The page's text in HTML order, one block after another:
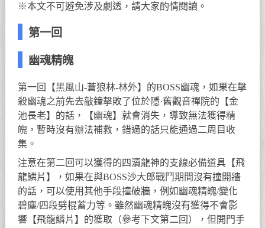
※本文不可避免涉及劇透，請大家酌情閱讀。
第一回
幽魂精魄
第一回【黑風山-蒼狼林-林外】的BOSS幽魂，如果在擊
殺幽魂之前先去敲鐘擊敗了位於隱·舊觀音禪院的【金
池長老】的話，【幽魂】就會消失，導致無法獲得精
魄，暫時沒有辦法補救，錯過的話只能通過二周目收
集。
注意在第二回可以獲得的四瀆龍神的支線必備道具【飛
龍鱗片】，如果在與BOSS沙大郎戰鬥期間沒有撞開牆
的話，可以使用其他手段撞破牆，例如幽魂精魄/變化
碧塵/四段劈棍蓄力等。雖然幽魂精魄沒有獲得不會影
響【飛龍鱗片】的獲取（參考下文第二回），但開門手